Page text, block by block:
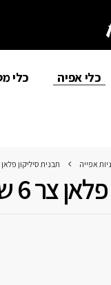
כלי אפיה כלי
אפייה תבנית סיליקון פלאן צר 6
צר 6 שקעים